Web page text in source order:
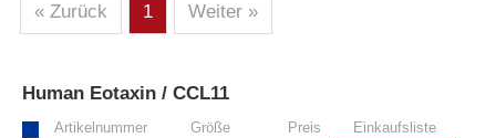
– Cell culture tested premium (cct-premium)
Athens
« Zurück 1 Weiter »
Human Eotaxin / CCL11
Artikelnummer Größe Preis Einkaufsliste